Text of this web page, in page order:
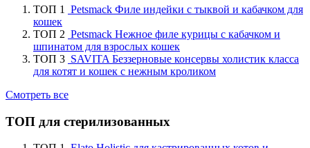
ТОП 1
Petsmack Филе индейки с тыквой и кабачком для
кошек
ТОП 2 Petsmack Нежное филе курицы с кабачком и
шпинатом для взрослых кошек
ТОП 3 SAVITA Беззерновые консервы холистик класса
для котят и кошек с нежным кроликом
Смотреть все
ТОП для стерилизованных